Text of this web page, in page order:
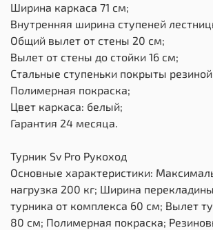
Ширина каркаса 71 см;
Внутренняя ширина ступеней
Общий вылет от стены 20 см;
Вылет от стены до стойки 16 см;
Стальные ступеньки покрыты
Полимерная покраска;
Цвет каркаса: белый;
Гарантия 24 месяца.
Турник Sv Pro Рукоход
Основные характеристики:
нагрузка 200 кг; Ширина
турника от комплекса 60 см; Вылет
80 см; Полимерная покраска;